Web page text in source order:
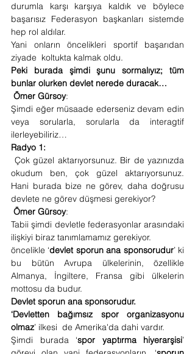
durumla karşı karşıya kaldık ve böylece
başarısız Federasyon başkanları sistemde
hep rol aldılar.
Yani onların öncelikleri sportif başarıdan
ziyade  koltukta kalmak oldu.
Peki burada şimdi şunu sormalıyız; tüm
bunlar olurken devlet nerede duracak…
Ömer Gürsoy:
Şimdi eğer müsaade ederseniz devam edin
veya sorularla, sorularla da interagtif
ilerleyebiliriz…
Radyo 1:
Çok güzel aktarıyorsunuz. Bir de yazınızda
okudum ben, çok güzel aktarıyorsunuz.
Hani burada bize ne görev, daha doğrusu
devlete ne görev düşmesi gerekiyor?
Ömer Gürsoy:
Tabii şimdi devletle federasyonlar arasındaki
ilişkiyi biraz tanımlamamız gerekiyor.
öncelikle ‘devlet sporun ana sponsorudur’ ki
bu bütün Avrupa ülkelerinin, özellikle
Almanya, İngiltere, Fransa gibi ülkelerin
mottosu da budur.
Devlet sporun ana sponsorudur.
‘Devletten bağımsız spor organizasyonu
olmaz’ ilkesi  de Amerika'da dahi vardır.
Şimdi burada ‘spor yaptırma hiyerarşisi’